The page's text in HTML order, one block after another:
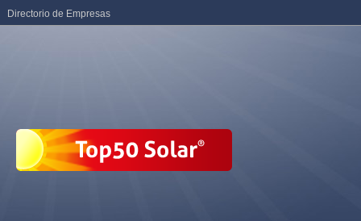
Directorio de Empresas